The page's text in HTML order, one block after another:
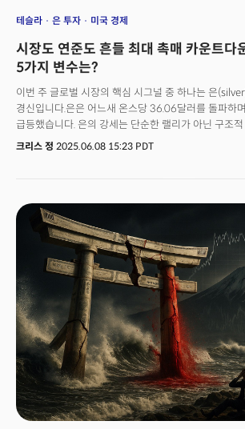
테슬라 은 투자 미국 경제
시장도 연준도 흔들 최대 촉매 카운트다
5가지 변수는?
이번 주 글로벌 시장의 핵심 시그널 중 하나는 은
경신입니다.은은 어느새 온스당 36.06달러를 돌파하
급등했습니다. 은의 강세는 단순한 랠리가 아닌 구조
있습니다. 은 ETF에 7.7억 달러가 유입된 반면 금 ETF
하락은 경기 둔화의 전조입니다. 여기에 트럼프와 머
17% 폭락하며 정치 리스크의 위력을 실감케 했습니다
실버 랠리의 의미부터 고용시장의 숨겨진 신호, 그리고
ETF로의 자금 이동까지 지금 놓쳐서는 안 될 투자 인
크리스 정 2025.06.08 15:23 PDT